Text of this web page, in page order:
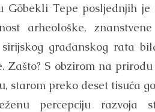
Göbekli Tepe posljednjih
arheološke,
građanskog rata
S obzirom na
starom preko deset tisuća
percepciju razvoja